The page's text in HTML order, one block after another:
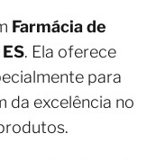
Farmácia de
. Ela oferece
para
da excelência no